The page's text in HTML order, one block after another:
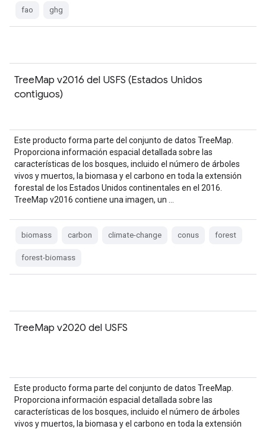
fao ghg
TreeMap v2016 del USFS (Estados Unidos
contiguos)
Este producto forma parte del conjunto de datos TreeMap.
Proporciona información espacial detallada sobre las
características de los bosques, incluido el número de árboles
vivos y muertos, la biomasa y el carbono en toda la extensión
forestal de los Estados Unidos continentales en el 2016.
TreeMap v2016 contiene una imagen, un …
biomass carbon climate-change conus forest
forest-biomass
TreeMap v2020 del USFS
Este producto forma parte del conjunto de datos TreeMap.
Proporciona información espacial detallada sobre las
características de los bosques, incluido el número de árboles
vivos y muertos, la biomasa y el carbono en toda la extensión